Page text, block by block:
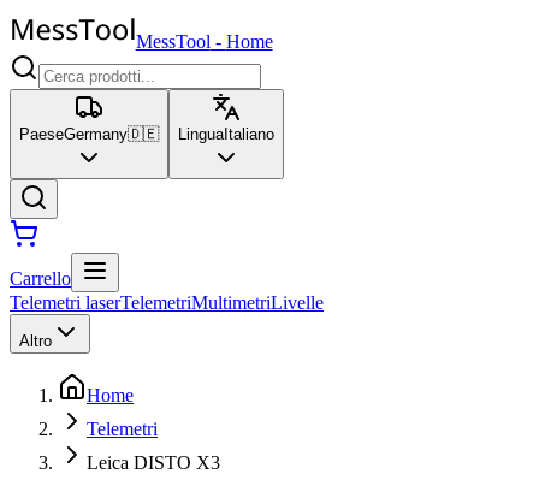
MessTool - Home
PaeseGermany🇩🇪 LinguaItaliano
Carrello
Telemetri laserTelemetriMultimetriLivelle
Altro
Home
Telemetri
Leica DISTO X3